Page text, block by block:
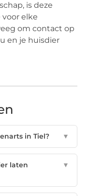
is deze
elke
om contact op
en je huisdier
in Tiel? ▼
laten
▼